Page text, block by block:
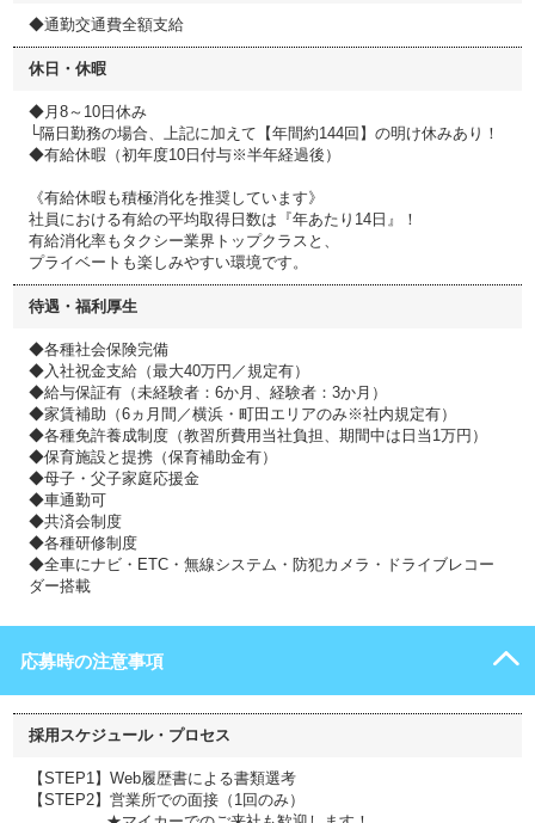
◆通勤交通費全額支給
休日・休暇
◆月8～10日休み
└隔日勤務の場合、上記に加えて【年間約144回】の明け休みあり！
◆有給休暇（初年度10日付与※半年経過後）
《有給休暇も積極消化を推奨しています》
社員における有給の平均取得日数は『年あたり14日』！
有給消化率もタクシー業界トップクラスと、
プライベートも楽しみやすい環境です。
待遇・福利厚生
◆各種社会保険完備
◆入社祝金支給（最大40万円／規定有）
◆給与保証有（未経験者：6か月、経験者：3か月）
◆家賃補助（6ヵ月間／横浜・町田エリアのみ※社内規定有）
◆各種免許養成制度（教習所費用当社負担、期間中は日当1万円）
◆保育施設と提携（保育補助金有）
◆母子・父子家庭応援金
◆車通勤可
◆共済会制度
◆各種研修制度
◆全車にナビ・ETC・無線システム・防犯カメラ・ドライブレコー
ダー搭載
応募時の注意事項
採用スケジュール・プロセス
【STEP1】Web履歴書による書類選考
【STEP2】営業所での面接（1回のみ）